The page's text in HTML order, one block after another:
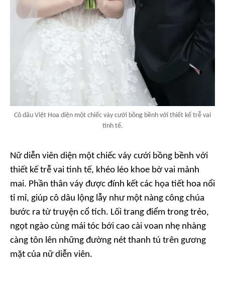
Cô dâu Việt Hoa diện một chiếc váy cưới bồng bềnh với thiết kế trễ vai
tinh tế.
Nữ diễn viên diện một chiếc váy cưới bồng bềnh với
thiết kế trễ vai tinh tế, khéo léo khoe bờ vai mảnh
mai. Phần thân váy được đính kết các họa tiết hoa nổi
tỉ mỉ, giúp cô dâu lộng lẫy như một nàng công chúa
bước ra từ truyện cổ tích. Lối trang điểm trong trẻo,
ngọt ngào cùng mái tóc bới cao cài voan nhẹ nhàng
càng tôn lên những đường nét thanh tú trên gương
mặt của nữ diễn viên.